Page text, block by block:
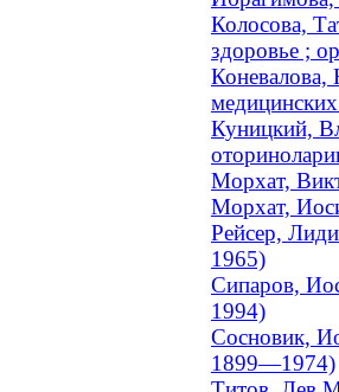
Колосова,
здоровье ;
Коневалова,
Куницкий,
Морхат,
Морхат,
Рейсер,
1965)
Сипаров,
1994)
Сосновик,
1899—1974)